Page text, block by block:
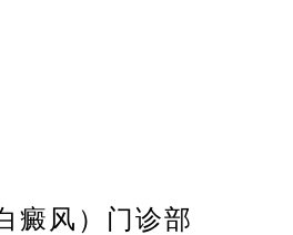
癜风）门诊部